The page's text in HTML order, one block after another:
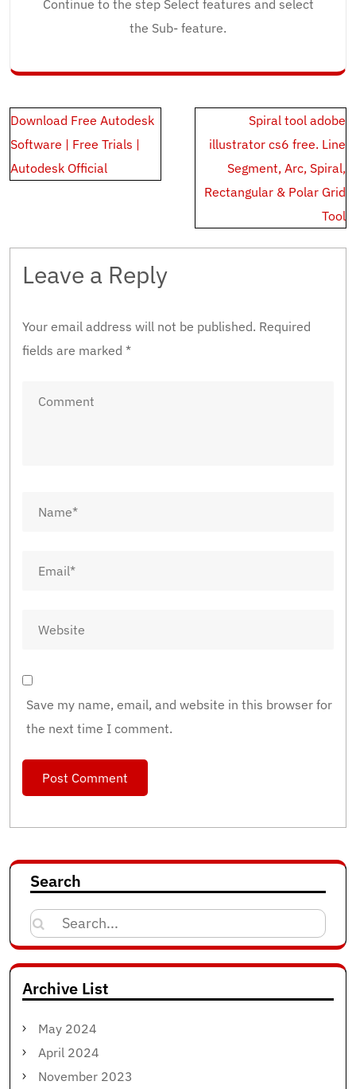
Continue to the step Select features and select
the Sub- feature.
Post
navigation
Download Free Autodesk
Software | Free Trials |
Autodesk Official
Spiral tool adobe
illustrator cs6 free. Line
Segment, Arc, Spiral,
Rectangular & Polar Grid
Tool
Leave a Reply
Your email address will not be published. Required
fields are marked *
Save my name, email, and website in this browser for
the next time I comment.
Search
Search
for:
Archive List
May 2024
April 2024
November 2023